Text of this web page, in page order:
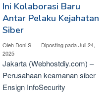
Ini Kolaborasi Baru
Antar Pelaku Kejahatan
Siber
Oleh Doni S Diposting padaJuli 24,
2025
Jakarta (Webhostdiy.com) –
Perusahaan keamanan siber
Ensign InfoSecurity